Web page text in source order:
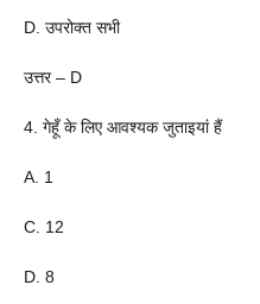
D. उपरोक्त सभी
उत्तर – D
4. गेहूँ के लिए आवश्यक जुताइयां हैं
A. 1
C. 12
D. 8